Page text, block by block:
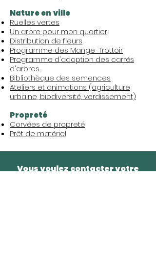
Nature en ville
Ruelles vertes
Un arbre pour mon quartier
Distribution de fleurs
Programme des Mange-Trottoir
Programme d'adoption des carrés
d'arbres
Bibliothèque des semences
Ateliers et animations (agriculture
urbaine, biodiversité, verdissement)
Propreté
Corvées de propreté
Prêt de matériel
Vous voulez contacter votre